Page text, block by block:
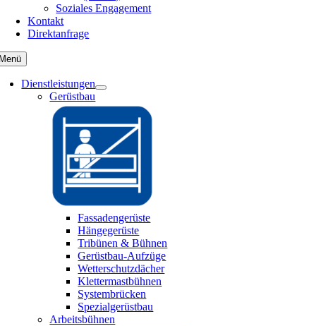
Soziales Engagement
Kontakt
Direktanfrage
Dienstleistungen
Gerüstbau
Fassadengerüste
Hängegerüste
Tribünen & Bühnen
Gerüstbau-Aufzüge
Wetterschutzdächer
Klettermastbühnen
Systembrücken
Spezialgerüstbau
Arbeitsbühnen